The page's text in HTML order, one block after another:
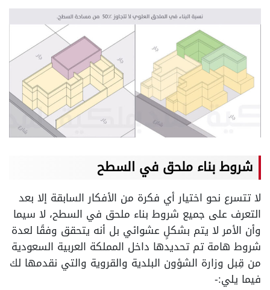
شروط بناء ملحق في السطح
لا تتسرع نحو اختيار أي فكرة من الأفكار السابقة إلا بعد
التعرف على جميع شروط بناء ملحق في السطح، لا سيما
وأن الأمر لا يتم بشكلٍ عشوائي بل أنه يتحقق وفقًا لعدة
شروط هامة تم تحديدها داخل المملكة العربية السعودية
من قِبل وزارة الشؤون البلدية والقروية والتي نقدمها لك
فيما يلي:-